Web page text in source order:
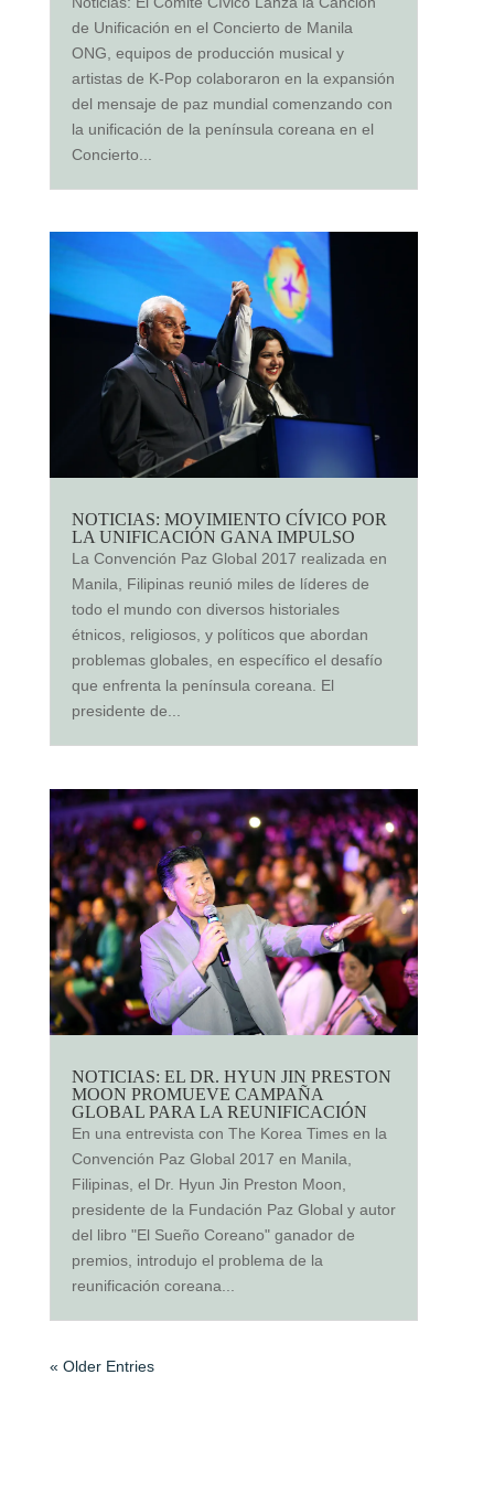
de Unificación en el Concierto de Manila
ONG, equipos de producción musical y
artistas de K-Pop colaboraron en la expansión
del mensaje de paz mundial comenzando con
la unificación de la península coreana en el
Concierto...
NOTICIAS: MOVIMIENTO CÍVICO POR
LA UNIFICACIÓN GANA IMPULSO
La Convención Paz Global 2017 realizada en
Manila, Filipinas reunió miles de líderes de
todo el mundo con diversos historiales
étnicos, religiosos, y políticos que abordan
problemas globales, en específico el desafío
que enfrenta la península coreana. El
presidente de...
NOTICIAS: EL DR. HYUN JIN PRESTON
MOON PROMUEVE CAMPAÑA
GLOBAL PARA LA REUNIFICACIÓN
En una entrevista con The Korea Times en la
Convención Paz Global 2017 en Manila,
Filipinas, el Dr. Hyun Jin Preston Moon,
presidente de la Fundación Paz Global y autor
del libro "El Sueño Coreano" ganador de
premios, introdujo el problema de la
reunificación coreana...
« Older Entries